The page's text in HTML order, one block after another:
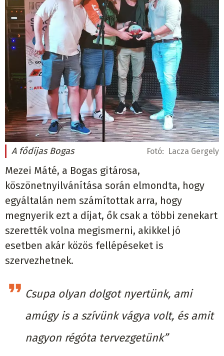
A fődíjas Bogas Fotó: Lacza Gergely
Mezei Máté, a Bogas gitárosa,
köszönetnyilvánítása során elmondta, hogy
egyáltalán nem számítottak arra, hogy
megnyerik ezt a díjat, ők csak a többi zenekart
szerették volna megismerni, akikkel jó
esetben akár közös fellépéseket is
szervezhetnek.
Csupa olyan dolgot nyertünk, ami
amúgy is a szívünk vágya volt, és amit
nagyon régóta tervezgetünk”